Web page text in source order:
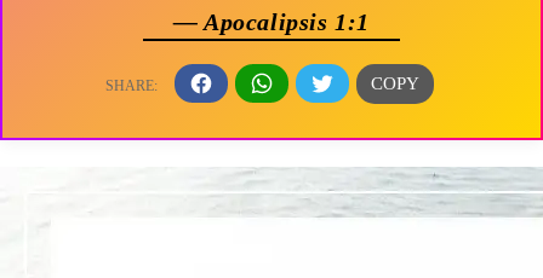
— Apocalipsis 1:1